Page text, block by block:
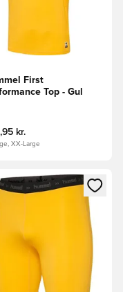
First
Top - Gul
kr.
XX-Large
tilmelde dig som
en Modal til at logge